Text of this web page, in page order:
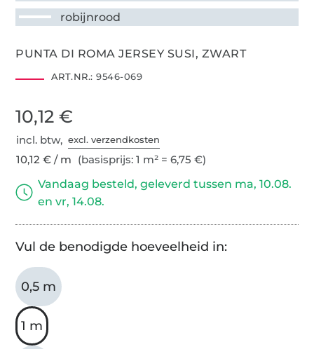
robijnrood
PUNTA DI ROMA JERSEY SUSI, ZWART
ART.NR.: 9546-069
10,12 €
incl. btw,excl. verzendkosten
10,12 € / m (basisprijs: 1 m² = 6,75 €)
Vandaag besteld, geleverd tussen ma, 10.08.
en vr, 14.08.
Vul de benodigde hoeveelheid in:
0,5 m
1 m